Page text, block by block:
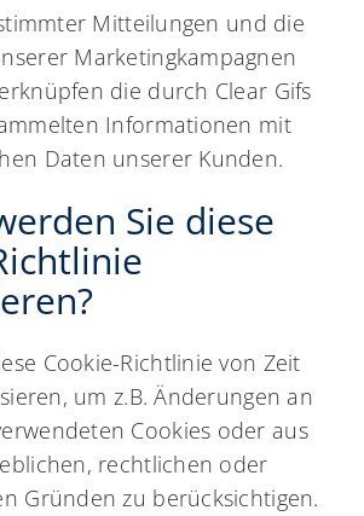
Mitteilungen und die
Marketingkampagnen
die durch Clear Gifs
Informationen mit
Daten unserer Kunden.
Sie diese
Cookie-Richtlinie von Zeit
um z.B. Änderungen an
Cookies oder aus
rechtlichen oder
Gründen zu berücksichtigen.